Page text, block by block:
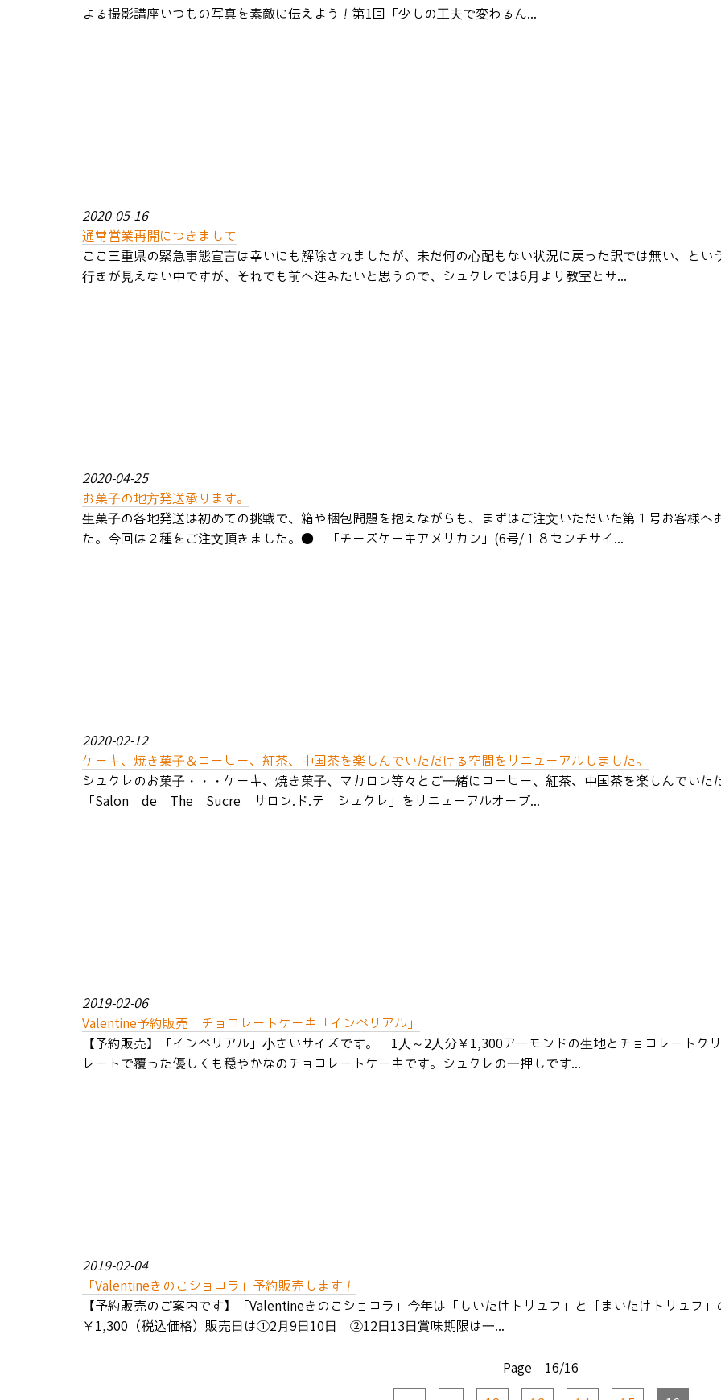
よる撮影講座いつもの写真を素敵に伝えよう！第1回「少しの工夫で変わるん...
2020-05-16
通常営業再開につきまして
ここ三重県の緊急事態宣言は幸いにも解除されましたが、未だ何の心配もない状況に戻った訳では無い、とい
行きが見えない中ですが、それでも前へ進みたいと思うので、シュクレでは6月より教室とサ...
2020-04-25
お菓子の地方発送承ります。
生菓子の各地発送は初めての挑戦で、箱や梱包問題を抱えながらも、まずはご注文いただいた第１号お客様へ
た。今回は２種をご注文頂きました。● 「チーズケーキアメリカン」(6号/１８センチサイ...
2020-02-12
ケーキ、焼き菓子＆コーヒー、紅茶、中国茶を楽しんでいただける空間をリニューアルしました。
シュクレのお菓子・・・ケーキ、焼き菓子、マカロン等々とご一緒にコーヒー、紅茶、中国茶を楽しんでいた
「Salon de The Sucre サロン.ド.テ シュクレ」をリニューアルオープ...
2019-02-06
Valentine予約販売 チョコレートケーキ「インペリアル」
【予約販売】「インペリアル」小さいサイズです。 1人～2人分￥1,300アーモンドの生地とチョコレートク
レートで覆った優しくも穏やかなのチョコレートケーキです。シュクレの一押しです...
2019-02-04
「Valentineきのこショコラ」予約販売します！
【予約販売のご案内です】「Valentineきのこショコラ」今年は「しいたけトリュフ」と［まいたけトリュフ」
￥1,300（税込価格）販売日は①2月9日10日 ②12日13日賞味期限は一...
Page 16/16